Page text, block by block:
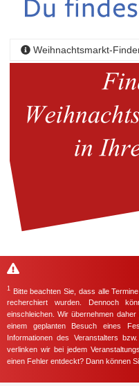
Weihnachtsmarkt-
1
Bitte beachten Sie, dass alle
recherchiert wurden. Dennoch
einschleichen. Wir übernehmen
einem geplanten Besuch eines
Informationen des Veranstalters
verlinken wir bei jedem
einen Fehler entdeckt? Dann können